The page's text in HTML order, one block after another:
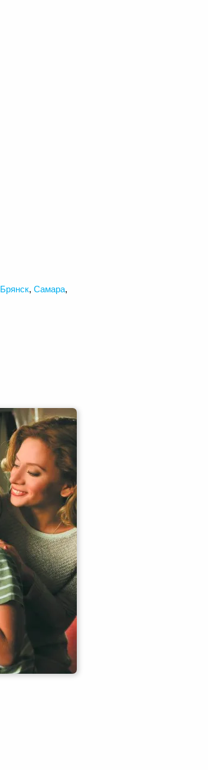
Брянск, Самара,